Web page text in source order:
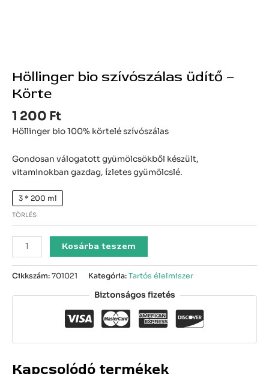
Höllinger bio szívószálas üdítő –
Körte
1 200 Ft
Höllinger bio 100% körtelé szívószálas
Gondosan válogatott gyümölcsökből készült,
vitaminokban gazdag, ízletes gyümölcslé.
3 * 200 ml
TÖRLÉS
Kosárba teszem
Cikkszám:701021 Kategória:Tartós élelmiszer
Biztonságos fizetés
Kapcsolódó termékek